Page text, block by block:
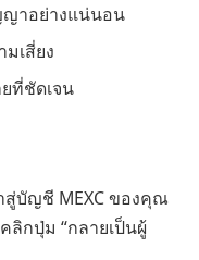
าอย่างแน่นอน
เสี่ยง
ที่ชัดเจน
สู่บัญชี MEXC ของคุณ
ลิกปุ่ม “กลายเป็นผู้